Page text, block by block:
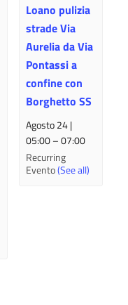
Loano pulizia
strade Via
Aurelia da Via
Pontassi a
confine con
Borghetto SS
Agosto 24 |
05:00–07:00
Recurring
Evento(See all)